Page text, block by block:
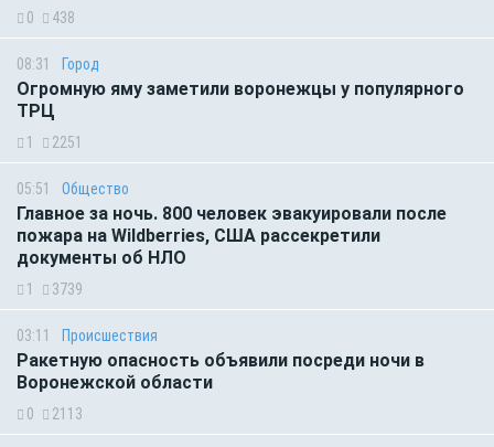
0 438
08:31 Город
Огромную яму заметили воронежцы у популярного
ТРЦ
1 2251
05:51 Общество
Главное за ночь. 800 человек эвакуировали после
пожара на Wildberries, США рассекретили
документы об НЛО
1 3739
03:11 Происшествия
Ракетную опасность объявили посреди ночи в
Воронежской области
0 2113